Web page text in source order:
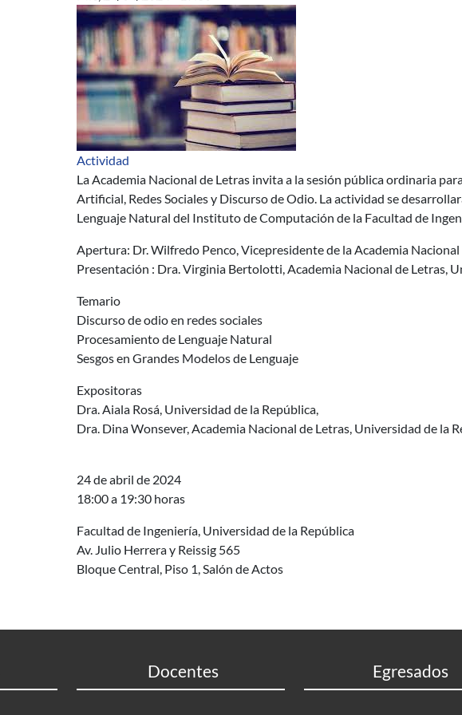
Actividad
La Academia Nacional de Letras invita a la sesión pública ordinaria
Artificial, Redes Sociales y Discurso de Odio. La actividad se
Lenguaje Natural del Instituto de Computación de la Facultad de
Apertura: Dr. Wilfredo Penco, Vicepresidente de la Academia Nacional
Presentación : Dra. Virginia Bertolotti, Academia Nacional de Letras,
Temario
Discurso de odio en redes sociales
Procesamiento de Lenguaje Natural
Sesgos en Grandes Modelos de Lenguaje
Expositoras
Dra. Aiala Rosá, Universidad de la República,
Dra. Dina Wonsever, Academia Nacional de Letras, Universidad de la
24 de abril de 2024
18:00 a 19:30 horas
Facultad de Ingeniería, Universidad de la República
Av. Julio Herrera y Reissig 565
Bloque Central, Piso 1, Salón de Actos
Docentes Egresados